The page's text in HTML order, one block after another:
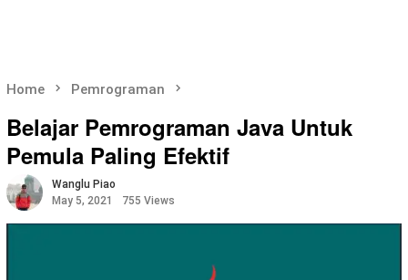
Home Pemrograman
Belajar Pemrograman Java Untuk
Pemula Paling Efektif
Wanglu Piao
May 5, 2021
755 Views